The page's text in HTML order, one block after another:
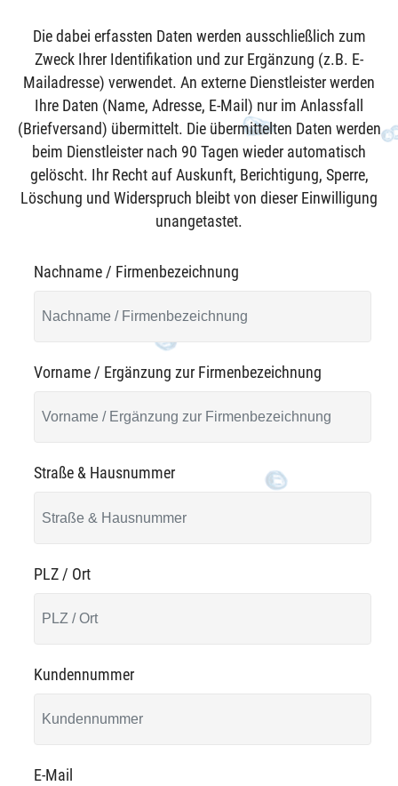
Die dabei erfassten Daten werden ausschließlich zum
Zweck Ihrer Identifikation und zur Ergänzung (z.B. E-
Mailadresse) verwendet. An externe Dienstleister werden
Ihre Daten (Name, Adresse, E-Mail) nur im Anlassfall
(Briefversand) übermittelt. Die übermittelten Daten werden
beim Dienstleister nach 90 Tagen wieder automatisch
gelöscht. Ihr Recht auf Auskunft, Berichtigung, Sperre,
Löschung und Widerspruch bleibt von dieser Einwilligung
unangetastet.
Nachname / Firmenbezeichnung
Vorname / Ergänzung zur Firmenbezeichnung
Straße & Hausnummer
PLZ / Ort
Kundennummer
E-Mail